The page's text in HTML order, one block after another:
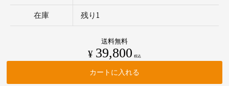
在庫 残り1
送料無料
¥ 39,800 税込
カートに入れる